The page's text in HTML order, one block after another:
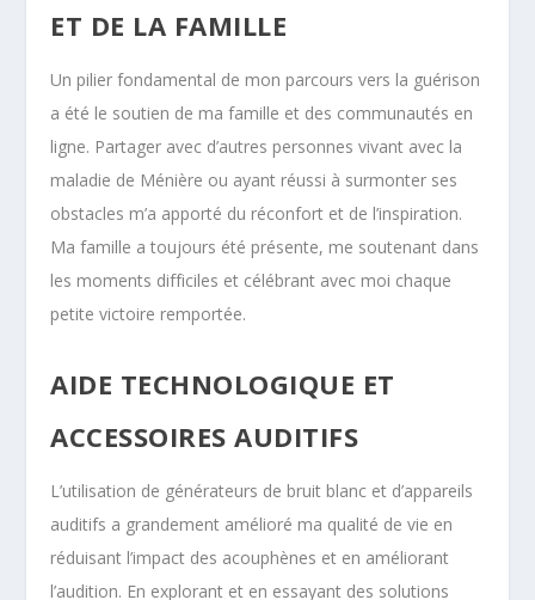
ET DE LA FAMILLE
Un pilier fondamental de mon parcours vers la guérison
a été le soutien de ma famille et des communautés en
ligne. Partager avec d’autres personnes vivant avec la
maladie de Ménière ou ayant réussi à surmonter ses
obstacles m’a apporté du réconfort et de l’inspiration.
Ma famille a toujours été présente, me soutenant dans
les moments difficiles et célébrant avec moi chaque
petite victoire remportée.
AIDE TECHNOLOGIQUE ET
ACCESSOIRES AUDITIFS
L’utilisation de générateurs de bruit blanc et d’appareils
auditifs a grandement amélioré ma qualité de vie en
réduisant l’impact des acouphènes et en améliorant
l’audition. En explorant et en essayant des solutions